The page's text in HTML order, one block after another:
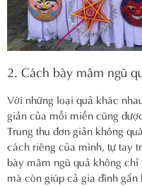
2. Cách bày mâm ngũ
Với những loại quả khác
giản của mỗi miền cũng
Trung thu đơn giản không
cách riêng của mình, tự tay
bày mâm ngũ quả không
mà còn giúp cả gia đình